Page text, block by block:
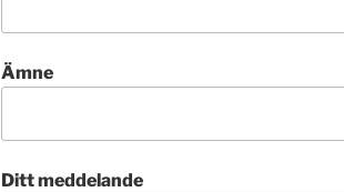
Ämne
Ditt meddelande